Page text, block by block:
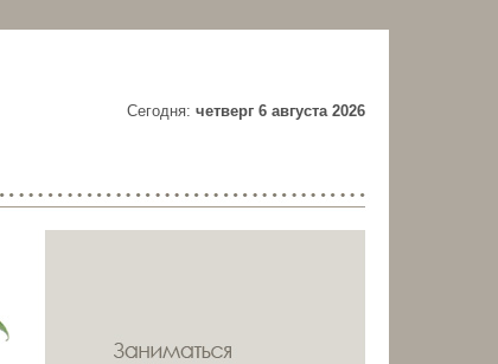
Cегодня: четверг 6 августа 2026